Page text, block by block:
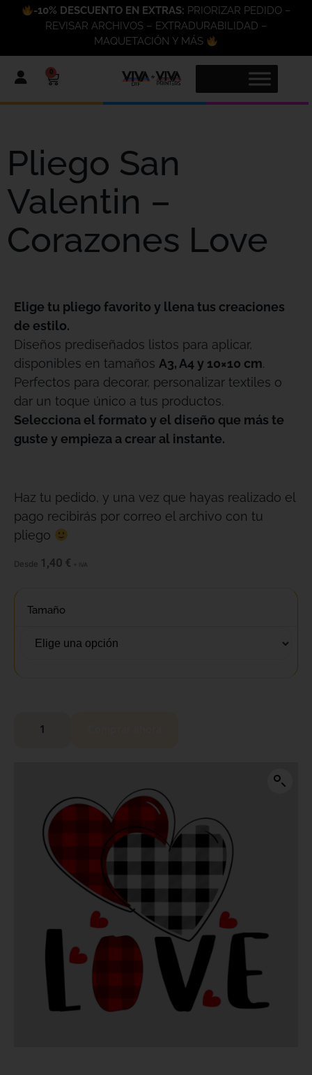
-10% DESCUENTO EN EXTRAS: PRIORIZAR PEDIDO –
REVISAR ARCHIVOS – EXTRADURABILIDAD –
MAQUETACIÓN Y MÁS
0
Pliego San
Valentin –
Corazones Love
Elige tu pliego favorito y llena tus creaciones
de estilo.
Diseños prediseñados listos para aplicar,
disponibles en tamaños A3, A4 y 10×10 cm.
Perfectos para decorar, personalizar textiles o
dar un toque único a tus productos.
Selecciona el formato y el diseño que más te
guste y empieza a crear al instante.
Haz tu pedido, y una vez que hayas realizado el
pago recibirás por correo el archivo con tu
pliego
Desde 1,40 € + IVA
Tamaño